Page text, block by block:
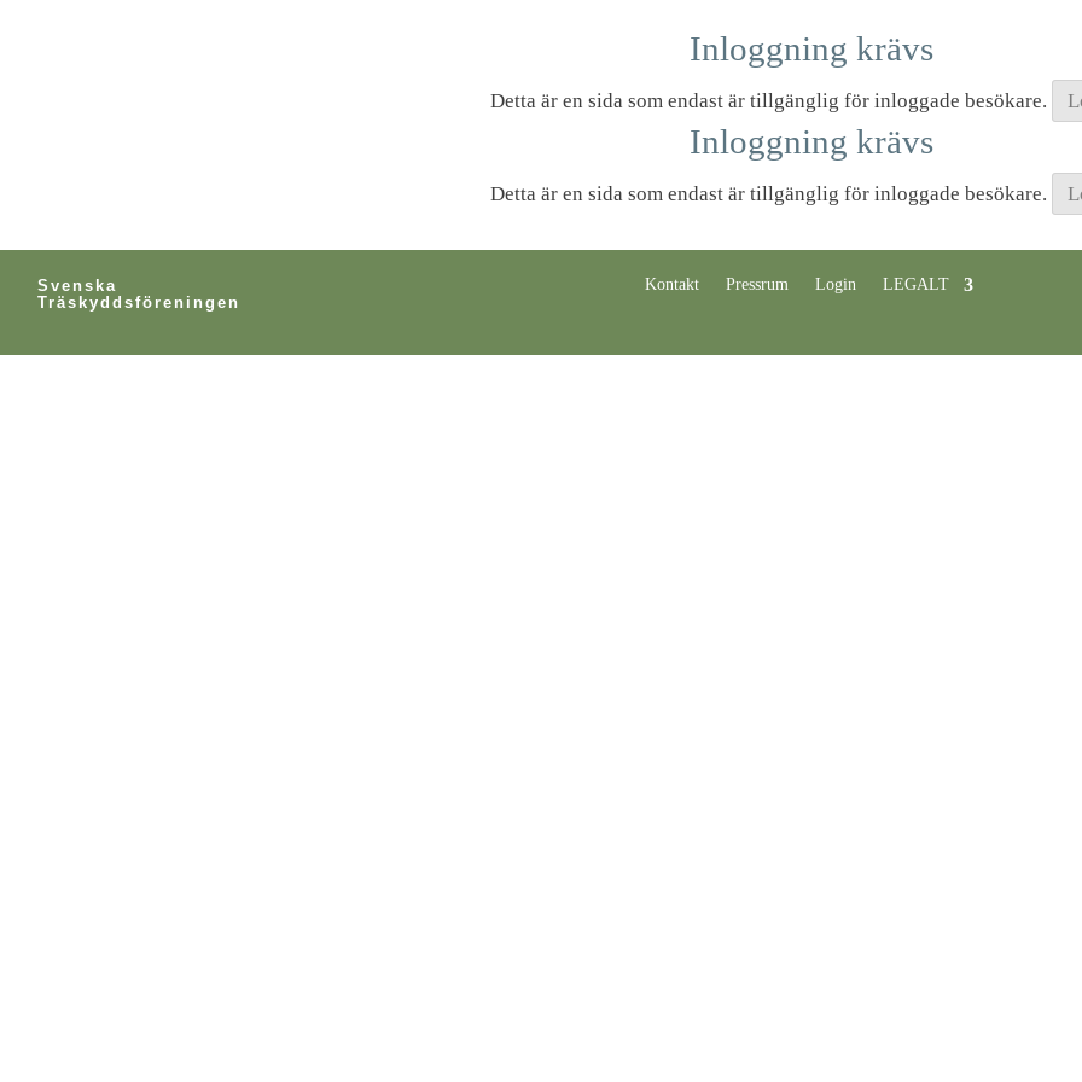
Inloggning krävs
Detta är en sida som endast är tillgänglig för inloggade besökare.
Inloggning krävs
Detta är en sida som endast är tillgänglig för inloggade besökare.
Svenska
Träskyddsföreningen
Kontakt Pressrum Login LEGALT